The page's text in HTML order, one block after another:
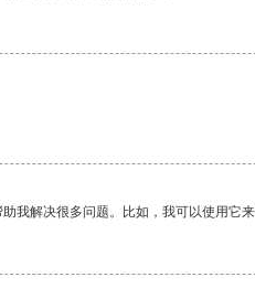
我解决很多问题。比如，我可以使用它